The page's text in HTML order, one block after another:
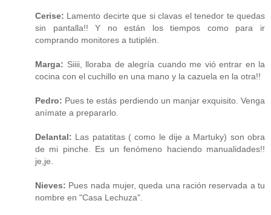
Cerise: Lamento decirte que si clavas el tenedor te quedas
sin pantalla!! Y no están los tiempos como para ir
comprando monitores a tutiplén.
Marga: Siiii, lloraba de alegría cuando me vió entrar en la
cocina con el cuchillo en una mano y la cazuela en la otra!!
Pedro: Pues te estás perdiendo un manjar exquisito. Venga
anímate a prepararlo.
Delantal: Las patatitas ( como le dije a Martuky) son obra
de mi pinche. Es un fenómeno haciendo manualidades!!
je,je.
Nieves: Pues nada mujer, queda una ración reservada a tu
nombre en "Casa Lechuza".